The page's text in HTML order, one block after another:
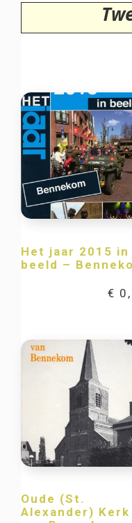
Het jaar 2015 in
beeld –
€
Oude (St.
Alexander) Kerk